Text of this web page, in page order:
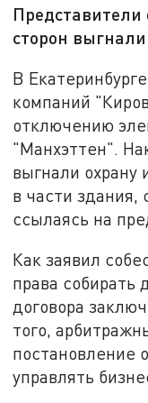
сторон
В
компаний
отключению
"Манхэттен".
выгнали охрану
в части здания,
ссылаясь на
Как заявил
права собирать
договора
того,
постановление
управлять